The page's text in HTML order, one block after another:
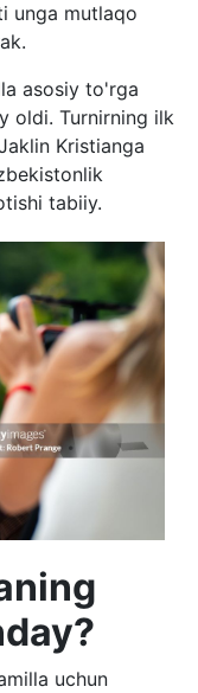
unga mutlaqo
asosiy to'rga
oldi. Turnirning ilk
Kristianga
tabiiy.
uchun